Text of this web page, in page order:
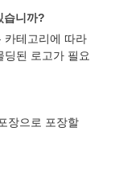
습니까?
카테고리에 따라
된 로고가 필요
장으로 포장할